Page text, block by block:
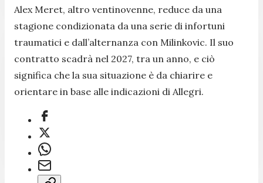
Alex Meret, altro ventinovenne, reduce da una
stagione condizionata da una serie di infortuni
traumatici e dall’alternanza con Milinkovic. Il suo
contratto scadrà nel 2027, tra un anno, e ciò
significa che la sua situazione è da chiarire e
orientare in base alle indicazioni di Allegri.